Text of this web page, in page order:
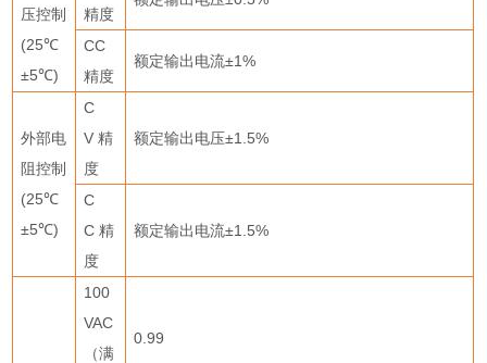
压控制
(25℃
±5℃)
精度
CC
精度
额定输出电流±1%
外部电
阻控制
(25℃
±5℃)
C
V精
度
额定输出电压±1.5%
C
C精
度
额定输出电流±1.5%
100
VAC
（满
0.99